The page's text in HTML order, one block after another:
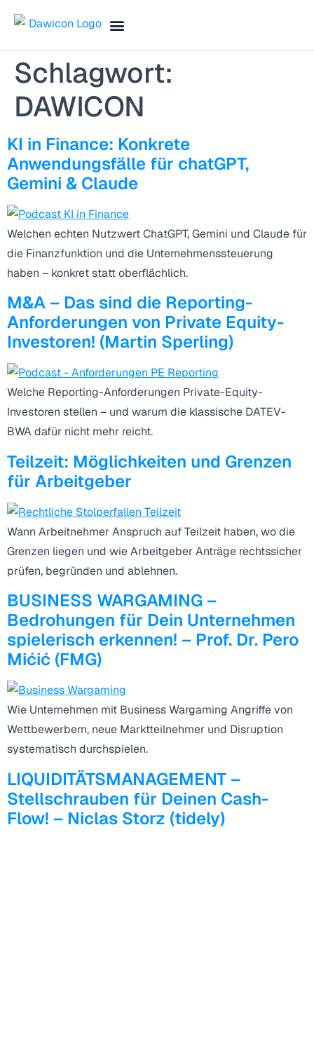
Schlagwort:
DAWICON
KI in Finance: Konkrete
Anwendungsfälle für chatGPT,
Gemini & Claude
Welchen echten Nutzwert ChatGPT, Gemini und Claude für
die Finanzfunktion und die Unternehmenssteuerung
haben – konkret statt oberflächlich.
M&A – Das sind die Reporting-
Anforderungen von Private Equity-
Investoren! (Martin Sperling)
Welche Reporting-Anforderungen Private-Equity-
Investoren stellen – und warum die klassische DATEV-
BWA dafür nicht mehr reicht.
Teilzeit: Möglichkeiten und Grenzen
für Arbeitgeber
Wann Arbeitnehmer Anspruch auf Teilzeit haben, wo die
Grenzen liegen und wie Arbeitgeber Anträge rechtssicher
prüfen, begründen und ablehnen.
BUSINESS WARGAMING –
Bedrohungen für Dein Unternehmen
spielerisch erkennen! – Prof. Dr. Pero
Mićić (FMG)
Wie Unternehmen mit Business Wargaming Angriffe von
Wettbewerbern, neue Marktteilnehmer und Disruption
systematisch durchspielen.
LIQUIDITÄTSMANAGEMENT –
Stellschrauben für Deinen Cash-
Flow! – Niclas Storz (tidely)